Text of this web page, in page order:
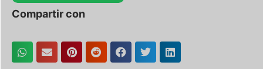
Compartir con